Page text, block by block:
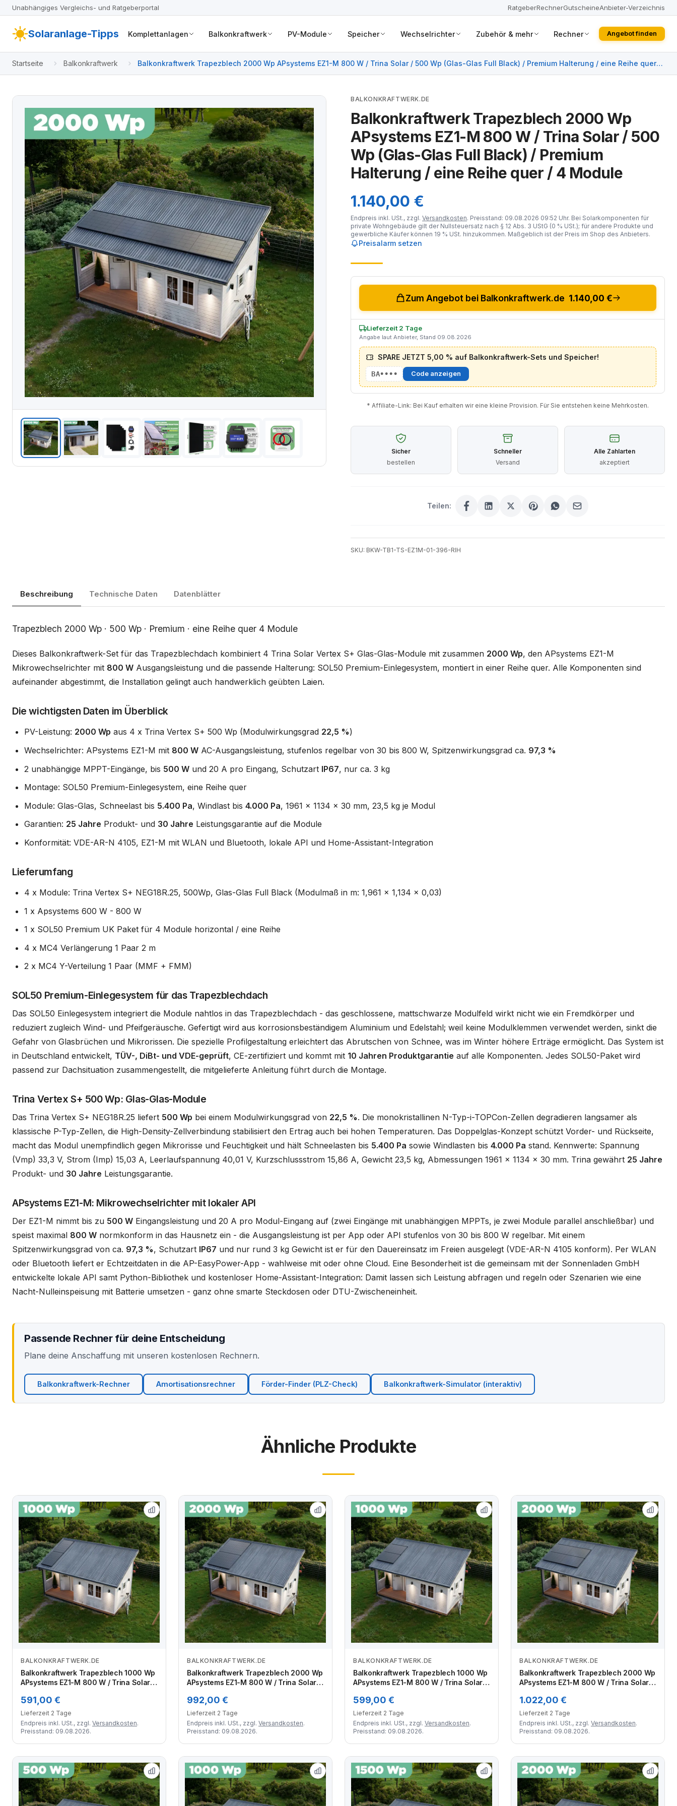
Unabhängiges Vergleichs- und Ratgeberportal RatgeberRechnerGutscheineAnbieter-Verzeichnis
Solaranlage-Tipps Komplettanlagen Balkonkraftwerk PV-Module Speicher Wechselrichter Zubehör & mehr Rechner Angebot finden
Startseite Balkonkraftwerk
Balkonkraftwerk Trapezblech 2000 Wp APsystems EZ1-M 800 W / Trina Solar / 500 Wp (Glas-Glas Full Black) / Premium Halterung / eine Reihe quer /
4 Module
BALKONKRAFTWERK.DE
Balkonkraftwerk Trapezblech 2000 Wp
APsystems EZ1-M 800 W / Trina Solar / 500
Wp (Glas-Glas Full Black) / Premium
Halterung / eine Reihe quer / 4 Module
1.140,00 €
Endpreis inkl. USt., zzgl. Versandkosten. Preisstand: 09.08.2026 09:52 Uhr. Bei Solarkomponenten für
private Wohngebäude gilt der Nullsteuersatz nach § 12 Abs. 3 UStG (0 % USt.); für andere Produkte und
gewerbliche Käufer können 19 % USt. hinzukommen. Maßgeblich ist der Preis im Shop des Anbieters.
Preisalarm setzen
Zum Angebot bei Balkonkraftwerk.de 1.140,00 €
Lieferzeit 2 Tage
Angabe laut Anbieter, Stand 09.08.2026
SPARE JETZT 5,00 % auf Balkonkraftwerk-Sets und Speicher!
BA•••• Code anzeigen
* Affiliate-Link: Bei Kauf erhalten wir eine kleine Provision. Für Sie entstehen keine Mehrkosten.
Sicher
bestellen
Schneller
Versand
Alle Zahlarten
akzeptiert
Teilen:
SKU: BKW-TB1-TS-EZ1M-01-396-RIH
Beschreibung Technische Daten Datenblätter
Beschreibung
Trapezblech 2000 Wp · 500 Wp · Premium · eine Reihe quer 4 Module
Dieses Balkonkraftwerk-Set für das Trapezblechdach kombiniert 4 Trina Solar Vertex S+ Glas-Glas-Module mit zusammen 2000 Wp, den APsystems EZ1-M
Mikrowechselrichter mit 800 W Ausgangsleistung und die passende Halterung: SOL50 Premium-Einlegesystem, montiert in einer Reihe quer. Alle Komponenten sind
aufeinander abgestimmt, die Installation gelingt auch handwerklich geübten Laien.
Die wichtigsten Daten im Überblick
PV-Leistung: 2000 Wp aus 4 x Trina Vertex S+ 500 Wp (Modulwirkungsgrad 22,5 %)
Wechselrichter: APsystems EZ1-M mit 800 W AC-Ausgangsleistung, stufenlos regelbar von 30 bis 800 W, Spitzenwirkungsgrad ca. 97,3 %
2 unabhängige MPPT-Eingänge, bis 500 W und 20 A pro Eingang, Schutzart IP67, nur ca. 3 kg
Montage: SOL50 Premium-Einlegesystem, eine Reihe quer
Module: Glas-Glas, Schneelast bis 5.400 Pa, Windlast bis 4.000 Pa, 1961 x 1134 x 30 mm, 23,5 kg je Modul
Garantien: 25 Jahre Produkt- und 30 Jahre Leistungsgarantie auf die Module
Konformität: VDE-AR-N 4105, EZ1-M mit WLAN und Bluetooth, lokale API und Home-Assistant-Integration
Lieferumfang
4 x Module: Trina Vertex S+ NEG18R.25, 500Wp, Glas-Glas Full Black (Modulmaß in m: 1,961 x 1,134 x 0,03)
1 x Apsystems 600 W - 800 W
1 x SOL50 Premium UK Paket für 4 Module horizontal / eine Reihe
4 x MC4 Verlängerung 1 Paar 2 m
2 x MC4 Y-Verteilung 1 Paar (MMF + FMM)
SOL50 Premium-Einlegesystem für das Trapezblechdach
Das SOL50 Einlegesystem integriert die Module nahtlos in das Trapezblechdach - das geschlossene, mattschwarze Modulfeld wirkt nicht wie ein Fremdkörper und
reduziert zugleich Wind- und Pfeifgeräusche. Gefertigt wird aus korrosionsbeständigem Aluminium und Edelstahl; weil keine Modulklemmen verwendet werden, sinkt die
Gefahr von Glasbrüchen und Mikrorissen. Die spezielle Profilgestaltung erleichtert das Abrutschen von Schnee, was im Winter höhere Erträge ermöglicht. Das System ist
in Deutschland entwickelt, TÜV-, DiBt- und VDE-geprüft, CE-zertifiziert und kommt mit 10 Jahren Produktgarantie auf alle Komponenten. Jedes SOL50-Paket wird
passend zur Dachsituation zusammengestellt, die mitgelieferte Anleitung führt durch die Montage.
Trina Vertex S+ 500 Wp: Glas-Glas-Module
Das Trina Vertex S+ NEG18R.25 liefert 500 Wp bei einem Modulwirkungsgrad von 22,5 %. Die monokristallinen N-Typ-i-TOPCon-Zellen degradieren langsamer als
klassische P-Typ-Zellen, die High-Density-Zellverbindung stabilisiert den Ertrag auch bei hohen Temperaturen. Das Doppelglas-Konzept schützt Vorder- und Rückseite,
macht das Modul unempfindlich gegen Mikrorisse und Feuchtigkeit und hält Schneelasten bis 5.400 Pa sowie Windlasten bis 4.000 Pa stand. Kennwerte: Spannung
(Vmp) 33,3 V, Strom (Imp) 15,03 A, Leerlaufspannung 40,01 V, Kurzschlussstrom 15,86 A, Gewicht 23,5 kg, Abmessungen 1961 x 1134 x 30 mm. Trina gewährt 25 Jahre
Produkt- und 30 Jahre Leistungsgarantie.
APsystems EZ1-M: Mikrowechselrichter mit lokaler API
Der EZ1-M nimmt bis zu 500 W Eingangsleistung und 20 A pro Modul-Eingang auf (zwei Eingänge mit unabhängigen MPPTs, je zwei Module parallel anschließbar) und
speist maximal 800 W normkonform in das Hausnetz ein - die Ausgangsleistung ist per App oder API stufenlos von 30 bis 800 W regelbar. Mit einem
Spitzenwirkungsgrad von ca. 97,3 %, Schutzart IP67 und nur rund 3 kg Gewicht ist er für den Dauereinsatz im Freien ausgelegt (VDE-AR-N 4105 konform). Per WLAN
oder Bluetooth liefert er Echtzeitdaten in die AP-EasyPower-App - wahlweise mit oder ohne Cloud. Eine Besonderheit ist die gemeinsam mit der Sonnenladen GmbH
entwickelte lokale API samt Python-Bibliothek und kostenloser Home-Assistant-Integration: Damit lassen sich Leistung abfragen und regeln oder Szenarien wie eine
Nacht-Nulleinspeisung mit Batterie umsetzen - ganz ohne smarte Steckdosen oder DTU-Zwischeneinheit.
Passende Rechner für deine Entscheidung
Plane deine Anschaffung mit unseren kostenlosen Rechnern.
Balkonkraftwerk-Rechner Amortisationsrechner Förder-Finder (PLZ-Check) Balkonkraftwerk-Simulator (interaktiv)
Ähnliche Produkte
Zum Angebot
BALKONKRAFTWERK.DE
Balkonkraftwerk Trapezblech 1000 Wp
APsystems EZ1-M 800 W / Trina Solar /
Premium Halterung / zwei Reihen
hochkant / 2 Module
591,00 €
Lieferzeit 2 Tage
Endpreis inkl. USt., zzgl. Versandkosten.
Preisstand: 09.08.2026.
Zum Angebot
BALKONKRAFTWERK.DE
Balkonkraftwerk Trapezblech 2000 Wp
APsystems EZ1-M 800 W / Trina Solar /
Premium Halterung / zwei Reihen
hochkant / 4 Module
992,00 €
Lieferzeit 2 Tage
Endpreis inkl. USt., zzgl. Versandkosten.
Preisstand: 09.08.2026.
Zum Angebot
BALKONKRAFTWERK.DE
Balkonkraftwerk Trapezblech 1000 Wp
APsystems EZ1-M 800 W / Trina Solar /
Premium Halterung / zwei Reihen quer /
2 Module
599,00 €
Lieferzeit 2 Tage
Endpreis inkl. USt., zzgl. Versandkosten.
Preisstand: 09.08.2026.
Zum Angebot
BALKONKRAFTWERK.DE
Balkonkraftwerk Trapezblech 2000 Wp
APsystems EZ1-M 800 W / Trina Solar /
Premium Halterung / zwei Reihen quer /
4 Module
1.022,00 €
Lieferzeit 2 Tage
Endpreis inkl. USt., zzgl. Versandkosten.
Preisstand: 09.08.2026.